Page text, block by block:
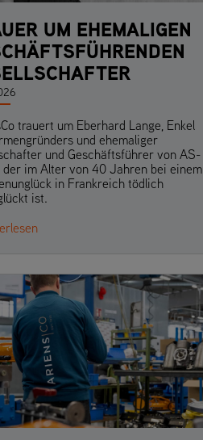
UM EHEMALIGEN
trauert um Eberhard Lange, Enkel
und ehemaliger
und Geschäftsführer von AS-
der im Alter von 40 Jahren bei einem
in Frankreich tödlich
ist.